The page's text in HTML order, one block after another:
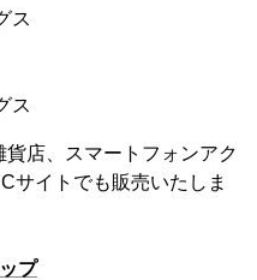
ス
ス
店、スマートフォンアク
サイトでも販売いたしま
プ